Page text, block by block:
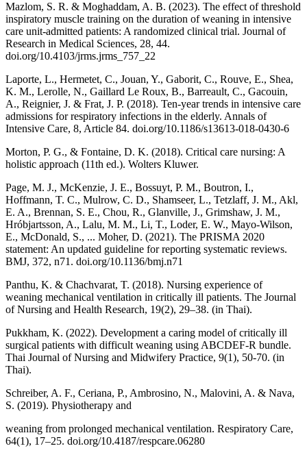
Mazlom, S. R. & Moghaddam, A. B. (2023). The effect of threshold
inspiratory muscle training on the duration of weaning in intensive
care unit-admitted patients: A randomized clinical trial. Journal of
Research in Medical Sciences, 28, 44.
doi.org/10.4103/jrms.jrms_757_22
Laporte, L., Hermetet, C., Jouan, Y., Gaborit, C., Rouve, E., Shea,
K. M., Lerolle, N., Gaillard Le Roux, B., Barreault, C., Gacouin,
A., Reignier, J. & Frat, J. P. (2018). Ten-year trends in intensive care
admissions for respiratory infections in the elderly. Annals of
Intensive Care, 8, Article 84. doi.org/10.1186/s13613-018-0430-6
Morton, P. G., & Fontaine, D. K. (2018). Critical care nursing: A
holistic approach (11th ed.). Wolters Kluwer.
Page, M. J., McKenzie, J. E., Bossuyt, P. M., Boutron, I.,
Hoffmann, T. C., Mulrow, C. D., Shamseer, L., Tetzlaff, J. M., Akl,
E. A., Brennan, S. E., Chou, R., Glanville, J., Grimshaw, J. M.,
Hróbjartsson, A., Lalu, M. M., Li, T., Loder, E. W., Mayo-Wilson,
E., McDonald, S., ... Moher, D. (2021). The PRISMA 2020
statement: An updated guideline for reporting systematic reviews.
BMJ, 372, n71. doi.org/10.1136/bmj.n71
Panthu, K. & Chachvarat, T. (2018). Nursing experience of
weaning mechanical ventilation in critically ill patients. The Journal
of Nursing and Health Research, 19(2), 29–38. (in Thai).
Pukkham, K. (2022). Development a caring model of critically ill
surgical patients with difficult weaning using ABCDEF-R bundle.
Thai Journal of Nursing and Midwifery Practice, 9(1), 50-70. (in
Thai).
Schreiber, A. F., Ceriana, P., Ambrosino, N., Malovini, A. & Nava,
S. (2019). Physiotherapy and
weaning from prolonged mechanical ventilation. Respiratory Care,
64(1), 17–25. doi.org/10.4187/respcare.06280